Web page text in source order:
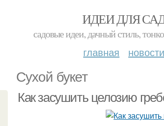
ИДЕИ ДЛЯ
садовые идеи, дачный стиль,
главная новости
Сухой букет
Как засушить целозию